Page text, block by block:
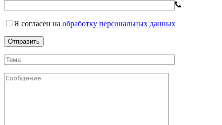
Я согласен на обработку персональных данных